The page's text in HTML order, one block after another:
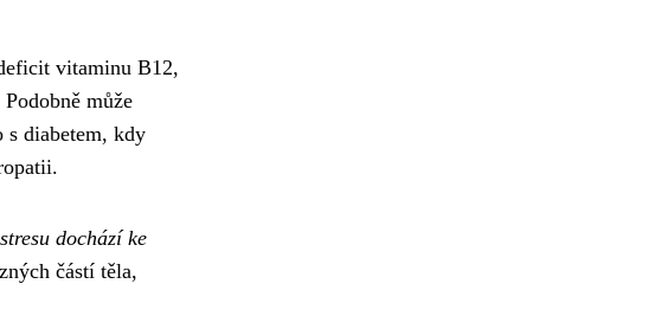
vitaminu B12,
může
s diabetem, kdy
dochází ke
částí těla,